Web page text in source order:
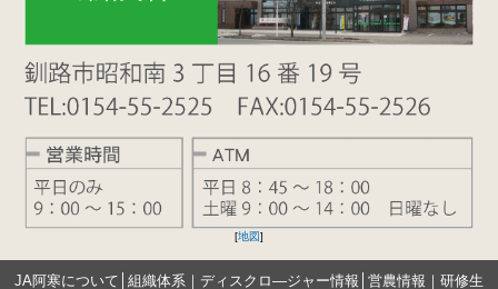
[地図]
JA阿寒について 組織体系 ｜ ディスクロ―ジャー情報 営農情報 ｜ 研修生